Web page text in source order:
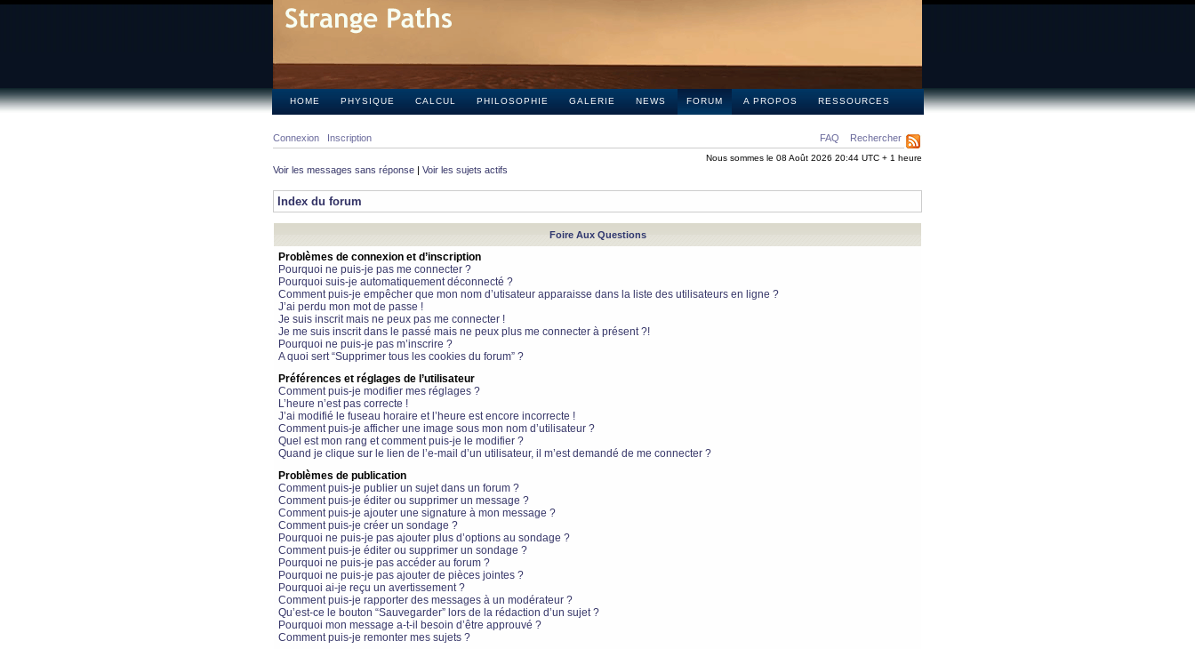
HOME PHYSIQUE CALCUL PHILOSOPHIE GALERIE NEWS FORUM A PROPOS RESSOURCES
FAQ Rechercher
Connexion Inscription
Nous sommes le 08 Août 2026 20:44 UTC + 1 heure
Voir les messages sans réponse | Voir les sujets actifs
Index du forum
Foire Aux Questions
Problèmes de connexion et d’inscription
Pourquoi ne puis-je pas me connecter ?
Pourquoi suis-je automatiquement déconnecté ?
Comment puis-je empêcher que mon nom d’utisateur apparaisse dans la liste des utilisateurs en ligne ?
J’ai perdu mon mot de passe !
Je suis inscrit mais ne peux pas me connecter !
Je me suis inscrit dans le passé mais ne peux plus me connecter à présent ?!
Pourquoi ne puis-je pas m’inscrire ?
A quoi sert “Supprimer tous les cookies du forum” ?
Préférences et réglages de l’utilisateur
Comment puis-je modifier mes réglages ?
L’heure n’est pas correcte !
J’ai modifié le fuseau horaire et l’heure est encore incorrecte !
Comment puis-je afficher une image sous mon nom d’utilisateur ?
Quel est mon rang et comment puis-je le modifier ?
Quand je clique sur le lien de l’e-mail d’un utilisateur, il m’est demandé de me connecter ?
Problèmes de publication
Comment puis-je publier un sujet dans un forum ?
Comment puis-je éditer ou supprimer un message ?
Comment puis-je ajouter une signature à mon message ?
Comment puis-je créer un sondage ?
Pourquoi ne puis-je pas ajouter plus d’options au sondage ?
Comment puis-je éditer ou supprimer un sondage ?
Pourquoi ne puis-je pas accéder au forum ?
Pourquoi ne puis-je pas ajouter de pièces jointes ?
Pourquoi ai-je reçu un avertissement ?
Comment puis-je rapporter des messages à un modérateur ?
Qu’est-ce le bouton “Sauvegarder” lors de la rédaction d’un sujet ?
Pourquoi mon message a-t-il besoin d’être approuvé ?
Comment puis-je remonter mes sujets ?